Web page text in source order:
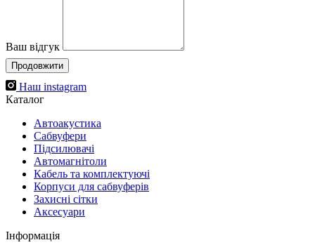
Ваш відгук
Продовжити
Наш instagram
Каталог
Автоакустика
Cабвуфери
Підсилювачі
Автомагнітоли
Кабель та комплектуючі
Корпуси для сабвуферів
Захисні сітки
Аксесуари
Інформація